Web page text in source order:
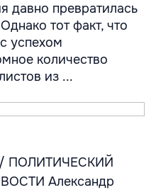
давно превратилась
тот факт, что
успехом
количество
из ...
/ ПОЛИТИЧЕСКИЙ
Александр